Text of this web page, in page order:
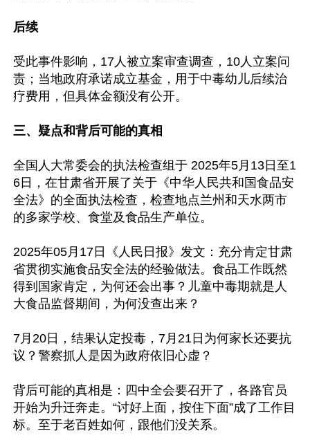
后续
受此事件影响，17人被立案审查调查，10人立案问
责；当地政府承诺成立基金，用于中毒幼儿后续治
疗费用，但具体金额没有公开。
三、疑点和背后可能的真相
全国人大常委会的执法检查组于 2025年5月13日至1
6日，在甘肃省开展了关于《中华人民共和国食品安
全法》的全面执法检查，检查地点兰州和天水两市
的多家学校、食堂及食品生产单位。
2025年05月17日《人民日报》发文：充分肯定甘肃
省贯彻实施食品安全法的经验做法。食品工作既然
得到国家肯定，为何还会出事？儿童中毒期就是人
大食品监督期间，为何没查出来？
7月20日，结果认定投毒，7月21日为何家长还要抗
议？警察抓人是因为政府依旧心虚？
背后可能的真相是：四中全会要召开了，各路官员
开始为升迁奔走。“讨好上面，按住下面”成了工作目
标。至于老百姓如何，跟他们没关系。